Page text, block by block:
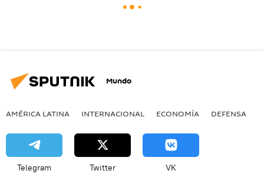
Mundo
AMÉRICA LATINA INTERNACIONAL ECONOMÍA DEFENSA
Telegram Twitter VK